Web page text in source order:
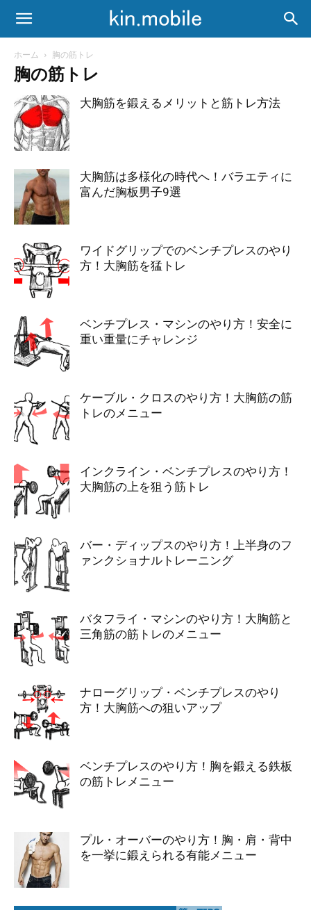
ホーム 胸の筋トレ
胸の筋トレ
大胸筋を鍛えるメリットと筋トレ方法
大胸筋は多様化の時代へ！バラエティに
富んだ胸板男子9選
ワイドグリップでのベンチプレスのやり
方！大胸筋を猛トレ
ベンチプレス・マシンのやり方！安全に
重い重量にチャレンジ
ケーブル・クロスのやり方！大胸筋の筋
トレのメニュー
インクライン・ベンチプレスのやり方！
大胸筋の上を狙う筋トレ
バー・ディップスのやり方！上半身のフ
ァンクショナルトレーニング
バタフライ・マシンのやり方！大胸筋と
三角筋の筋トレのメニュー
ナローグリップ・ベンチプレスのやり
方！大胸筋への狙いアップ
ベンチプレスのやり方！胸を鍛える鉄板
の筋トレメニュー
プル・オーバーのやり方！胸・肩・背中
を一挙に鍛えられる有能メニュー